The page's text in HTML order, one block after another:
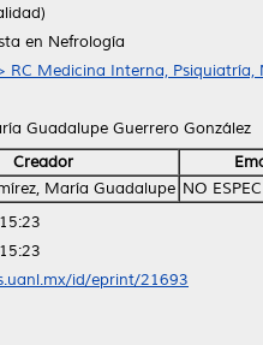
en Nefrología
RC Medicina Interna, Psiquiatría,
Guadalupe Guerrero González
Creador
María Guadalupe NO
id/eprint/21693